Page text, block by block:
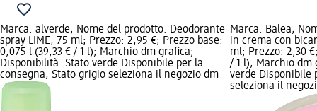
Marca: alverde; Nome del prodotto: Deodorante
spray LIME, 75 ml; Prezzo: 2,95 €; Prezzo base:
0,075 l (39,33 € / 1 l); Marchio dm grafica;
Disponibilità: Stato verde Disponibile per la
consegna, Stato grigio seleziona il negozio dm
Marca: Balea;
in crema con
ml; Prezzo: 2,30
/ 1 l); Marchio dm
verde Disponibile
seleziona il